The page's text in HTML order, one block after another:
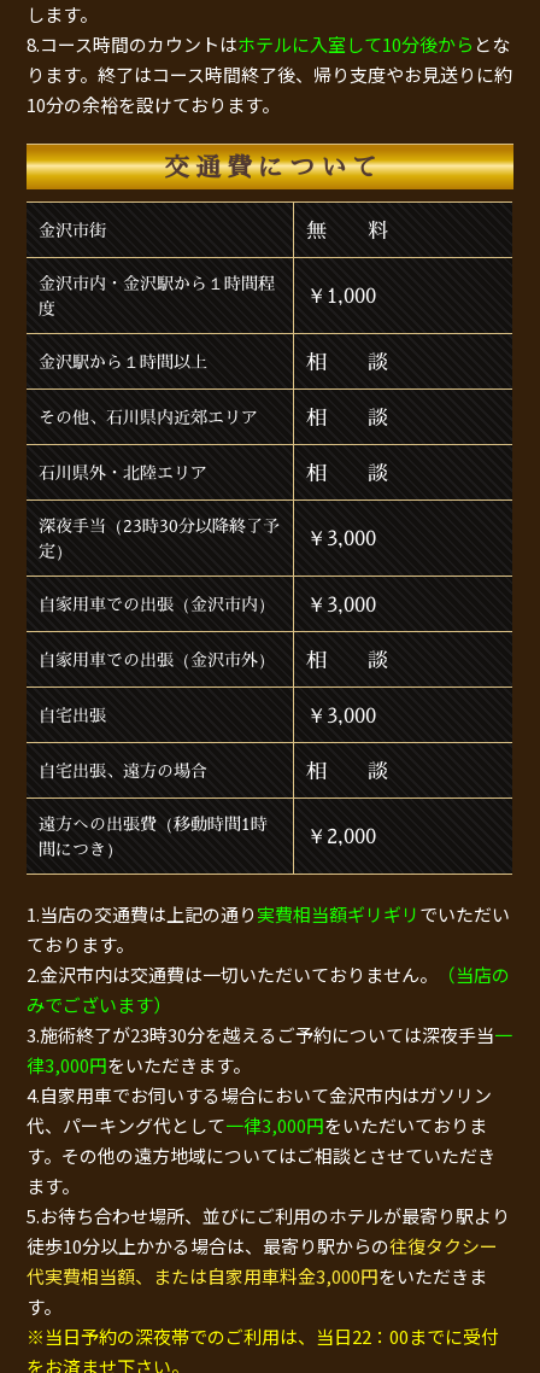
します。
8.コース時間のカウントはホテルに入室して10分後から とな
ります。終了はコース時間終了後、帰り支度やお見送りに約
10分の余裕を設けております。
交通費について
金沢市街 無 料
金沢市内・金沢駅から１時間程
度
￥1,000
金沢駅から１時間以上 相 談
その他、石川県内近郊エリア 相 談
石川県外・北陸エリア 相 談
深夜手当（23時30分以降終了予
定）
￥3,000
自家用車での出張（金沢市内） ￥3,000
自家用車での出張（金沢市外） 相 談
自宅出張 ￥3,000
自宅出張、遠方の場合 相 談
遠方への出張費（移動時間1時
間につき）
￥2,000
1.当店の交通費は上記の通り実費相当額ギリギリでいただい
ております。
2.金沢市内は交通費は一切いただいておりません。
（当店の
みでございます）
3.施術終了が23時30分を越えるご予約については深夜手当一
律3,000円をいただきます。
4.自家用車でお伺いする場合において金沢市内はガソリン
代、パーキング代として一律3,000円をいただいておりま
す。その他の遠方地域についてはご相談とさせていただき
ます。
5.お待ち合わせ場所、並びにご利用のホテルが最寄り駅より
徒歩10分以上かかる場合は、最寄り駅からの往復タクシー
代実費相当額、または自家用車料金3,000円をいただきま
す。
※当日予約の深夜帯でのご利用は、当日22：00までに受付
をお済ませ下さい。